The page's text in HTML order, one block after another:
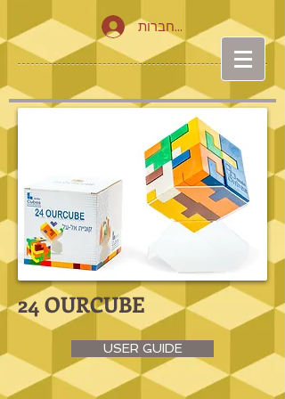
להתחברות
24 OURCUBE
USER GUIDE